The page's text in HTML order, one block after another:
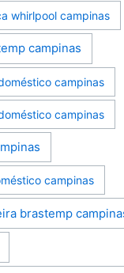
whirlpool campinas
campinas
campinas
campinas
campinas
brastemp